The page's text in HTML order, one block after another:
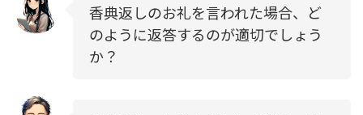
香典返しのお礼を言われた場合、ど
のように返答するのが適切でしょう
か？